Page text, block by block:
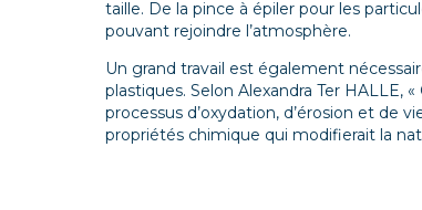
taille. De la pince à épiler pour les
pouvant rejoindre l’atmosphère.
Un grand travail est également
plastiques. Selon Alexandra Ter HALLE, «
processus d’oxydation, d’érosion et de
propriétés chimique qui modifierait la